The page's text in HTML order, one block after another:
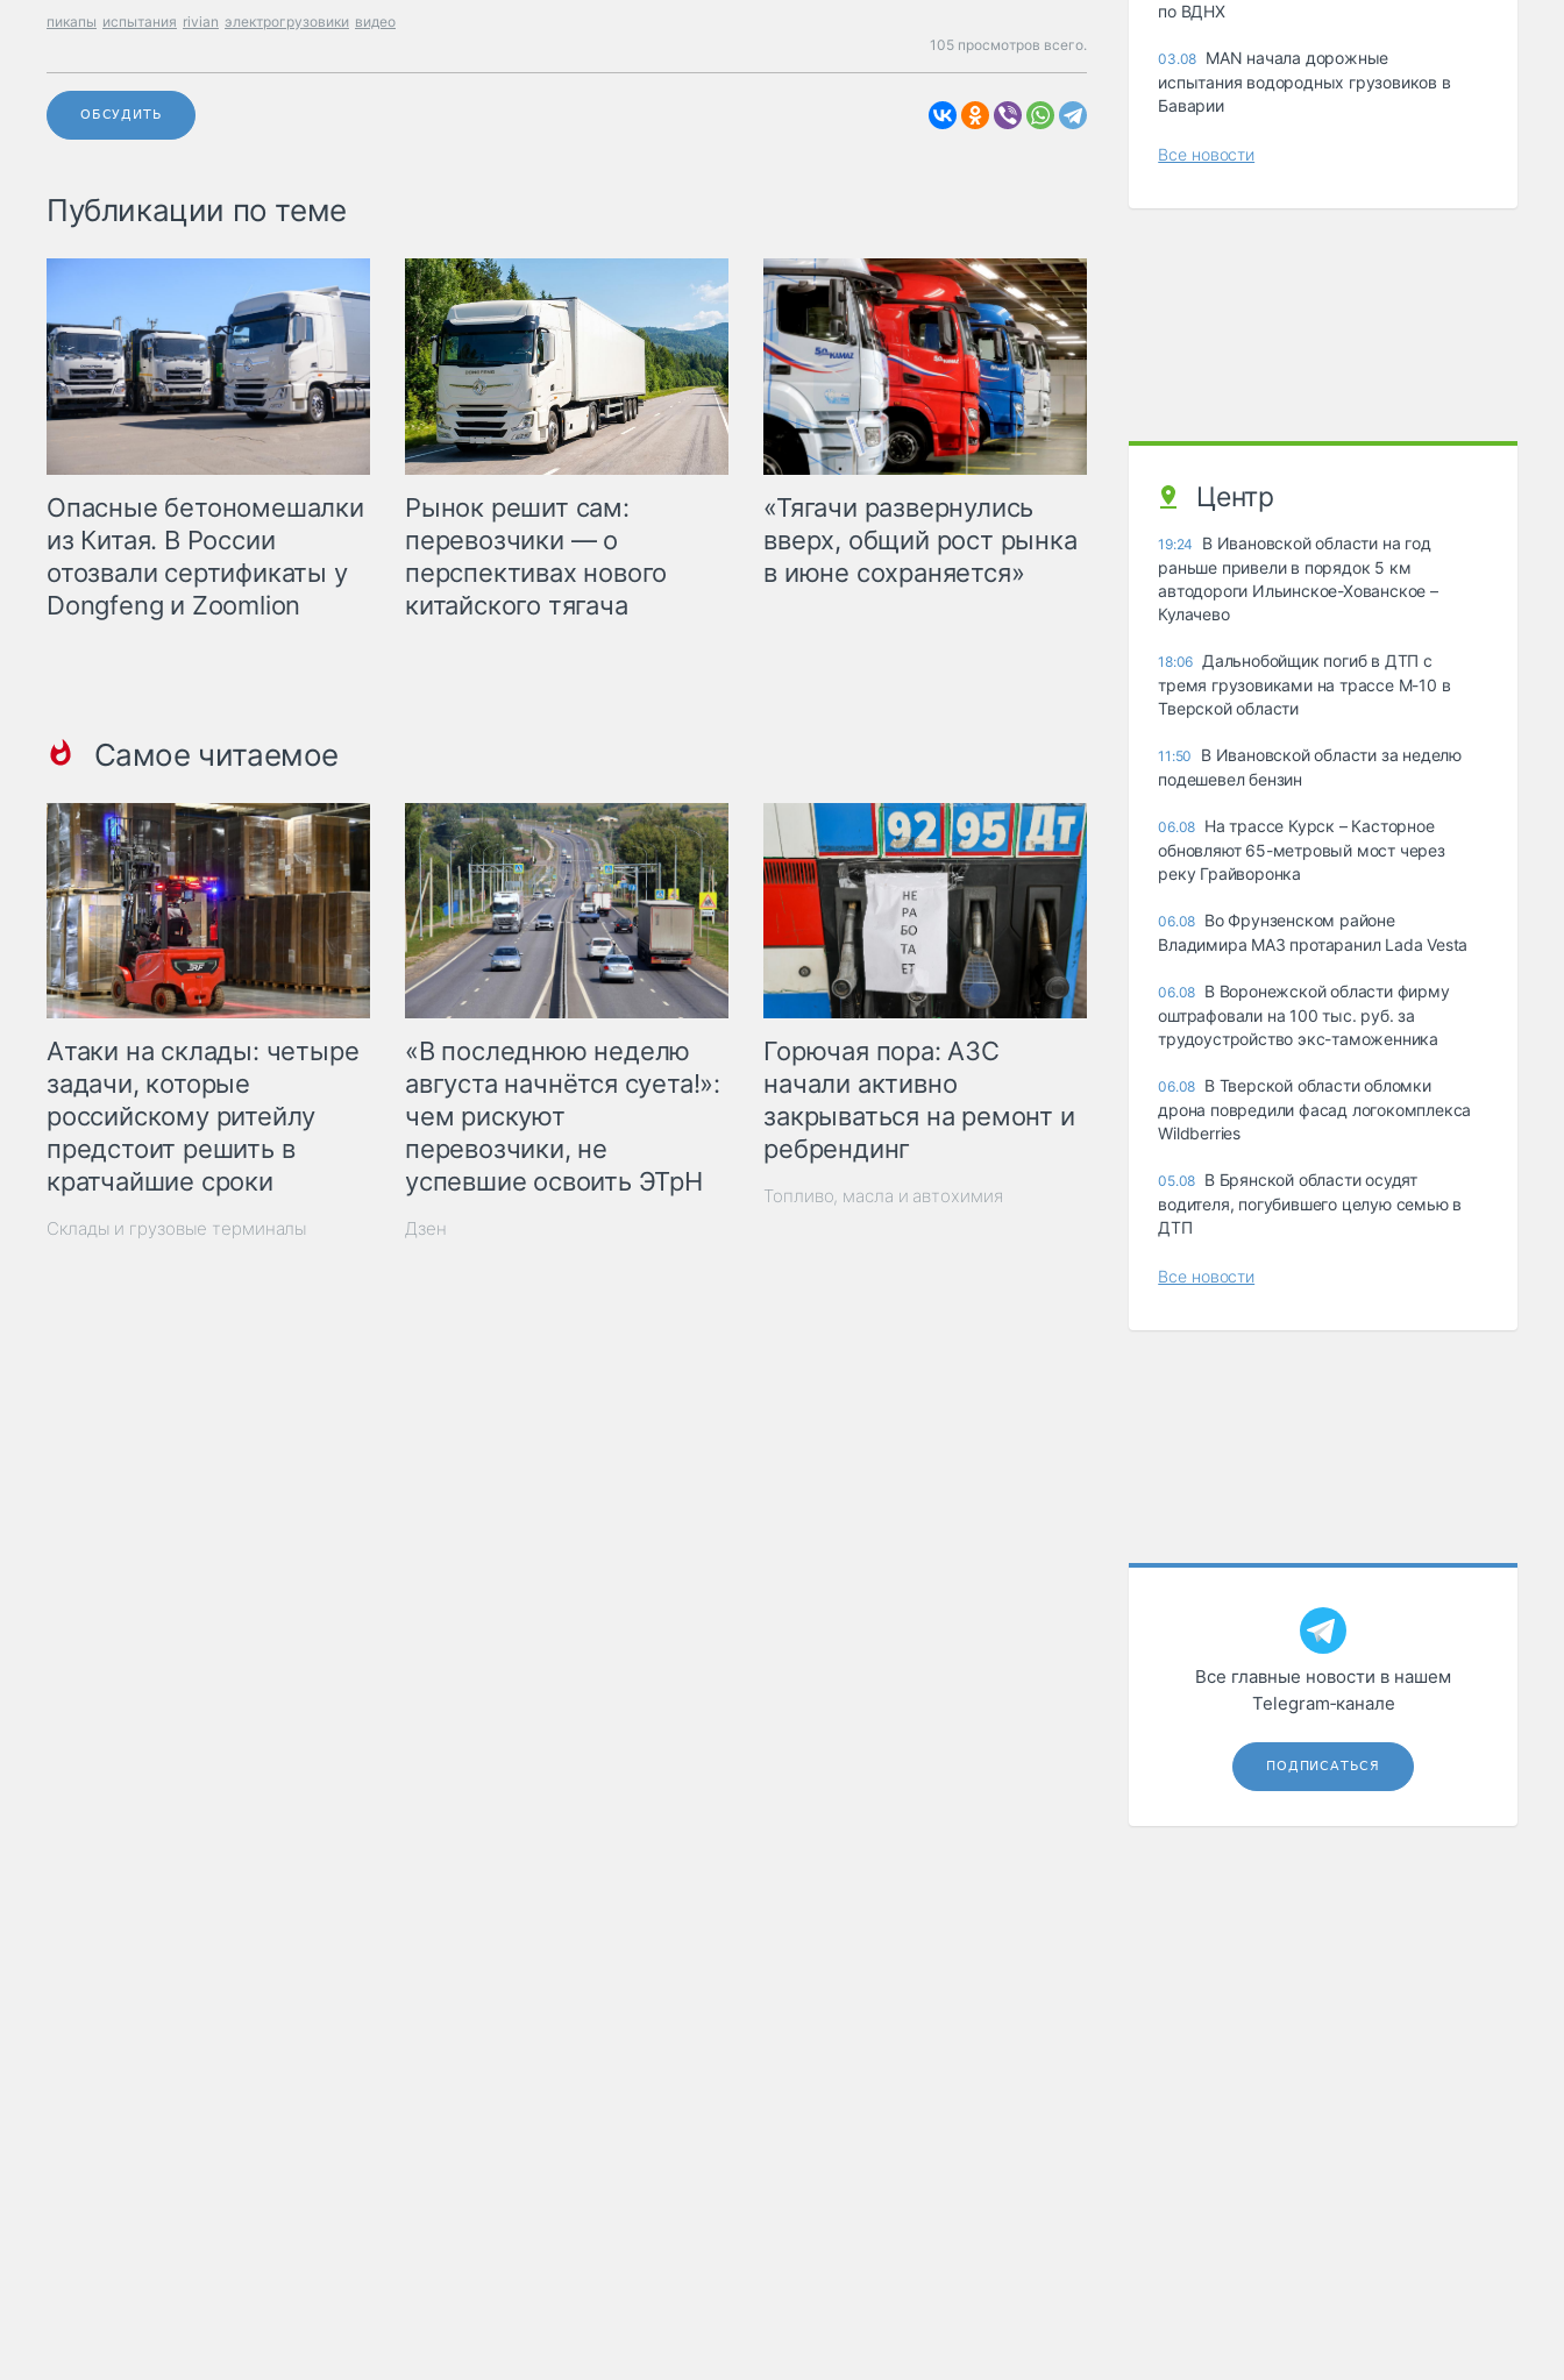
пикапы испытания rivian электрогрузовики видео
105 просмотров всего.
ОБСУДИТЬ
Публикации по теме
Опасные бетономешалки
из Китая. В России
отозвали сертификаты у
Dongfeng и Zoomlion
Рынок решит сам:
перевозчики — о
перспективах нового
китайского тягача
«Тягачи развернулись
вверх, общий рост рынка
в июне сохраняется»
Самое читаемое
Атаки на склады: четыре
задачи, которые
российскому ритейлу
предстоит решить в
кратчайшие сроки
Склады и грузовые терминалы
«В последнюю неделю
августа начнётся суета!»:
чем рискуют
перевозчики, не
успевшие освоить ЭТрН
Дзен
Горючая пора: АЗС
начали активно
закрываться на ремонт и
ребрендинг
Топливо, масла и автохимия
по ВДНХ
03.08 MAN начала дорожные
испытания водородных грузовиков в
Баварии
Все новости
Центр
19:24
В Ивановской области на год
раньше привели в порядок 5 км
автодороги Ильинское-Хованское –
Кулачево
18:06 Дальнобойщик погиб в ДТП с
тремя грузовиками на трассе М-10 в
Тверской области
11:50
В Ивановской области за неделю
подешевел бензин
06.08 На трассе Курск – Касторное
обновляют 65-метровый мост через
реку Грайворонка
06.08 Во Фрунзенском районе
Владимира МАЗ протаранил Lada Vesta
06.08 В Воронежской области фирму
оштрафовали на 100 тыс. руб. за
трудоустройство экс-таможенника
06.08 В Тверской области обломки
дрона повредили фасад логокомплекса
Wildberries
05.08 В Брянской области осудят
водителя, погубившего целую семью в
ДТП
Все новости
Все главные новости в нашем
Telegram‑канале
ПОДПИСАТЬСЯ